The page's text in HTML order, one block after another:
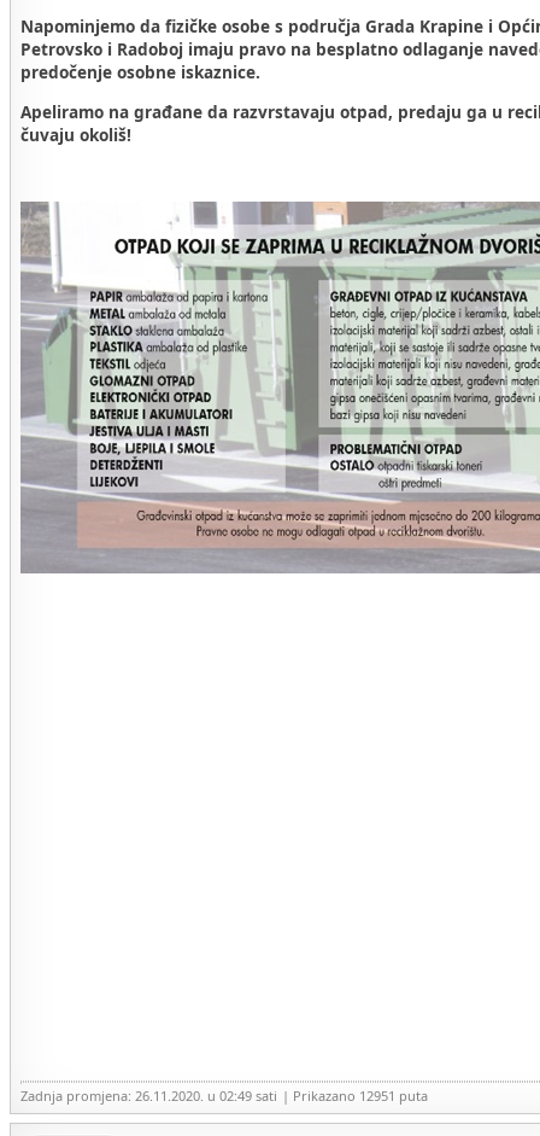
Napominjemo da fizičke osobe s područja Grada Krapine i
Petrovsko i Radoboj imaju pravo na besplatno odlaganje
predočenje osobne iskaznice.
Apeliramo na građane da razvrstavaju otpad, predaju ga u
čuvaju okoliš!
Zadnja promjena: 26.11.2020. u 02:49 sati | Prikazano 12951 puta